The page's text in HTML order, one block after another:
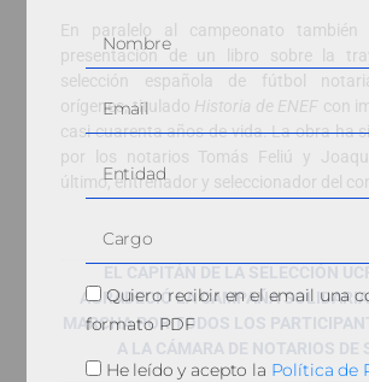
En paralelo al campeonato
presentación de un libro sobre la
selección española de fútbol
orígenes, titulado Historia de ENEF con
casi cuarenta años de vida. La obra ha
por los notarios Tomás Feliú y
último, entrenador y seleccionador del
EL CAPITÁN DE LA SELECCIÓN
AGRADECIÓ LA CAMPAÑA
MARCHA POR TODOS LOS
A LA CÁMARA DE NOTARIOS DE
Quiero recibir en el email una
formato PDF
He leído y acepto la Política de